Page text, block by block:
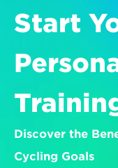
Start
Discover the
Cycling Goals